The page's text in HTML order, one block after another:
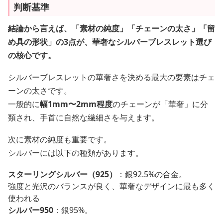
判断基準
結論から言えば、「素材の純度」「チェーンの太さ」「留
め具の形状」の3点が、華奢なシルバーブレスレット選び
の核心です。
シルバーブレスレットの華奢さを決める最大の要素はチェ
ーンの太さです。
一般的に幅1mm〜2mm程度のチェーンが「華奢」に分
類され、手首に自然な繊細さを与えます。
次に素材の純度も重要です。
シルバーには以下の種類があります。
スターリングシルバー（925）
：銀92.5%の合金。
強度と光沢のバランスが良く、華奢なデザインに最も多く
使われる
シルバー950 ：銀95%。